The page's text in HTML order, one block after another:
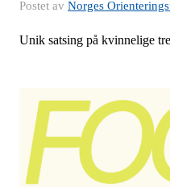
Postet av Norges
Unik satsing på kvinnelige